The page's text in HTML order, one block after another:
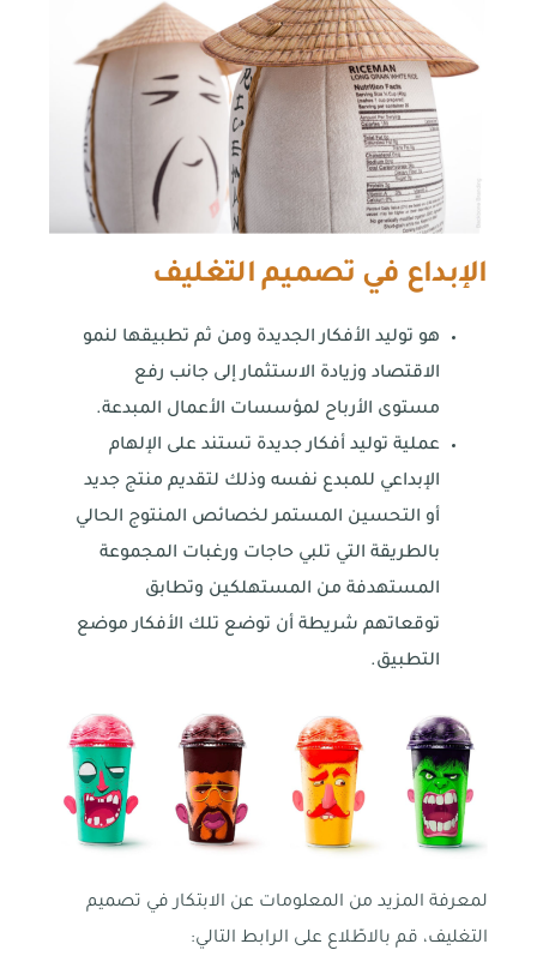
الإبداع في تصميم التغليف
هو توليد الأفكار الجديدة ومن ثم تطبيقها لنمو
الاقتصاد وزيادة الاستثمار إلى جانب رفع
مستوى الأرباح لمؤسسات الأعمال المبدعة.
عملية توليد أفكار جديدة تستند على الإلهام
الإبداعي للمبدع نفسه وذلك لتقديم منتج جديد
أو التحسين المستمر لخصائص المنتوج الحالي
بالطريقة التي تلبي حاجات ورغبات المجموعة
المستهدفة من المستهلكين وتطابق
توقعاتهم شريطة أن توضع تلك الأفكار موضع
التطبيق.
لمعرفة المزيد من المعلومات عن الابتكار في تصميم
التغليف، قم بالاطّلاع على الرابط التالي: